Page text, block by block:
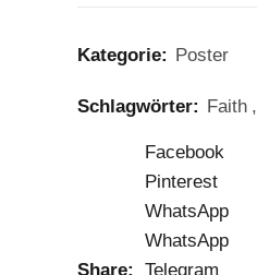
Kategorie: Poster
Schlagwörter: Faith ,
Share
Facebook
Pinterest
WhatsApp
WhatsApp
Telegram